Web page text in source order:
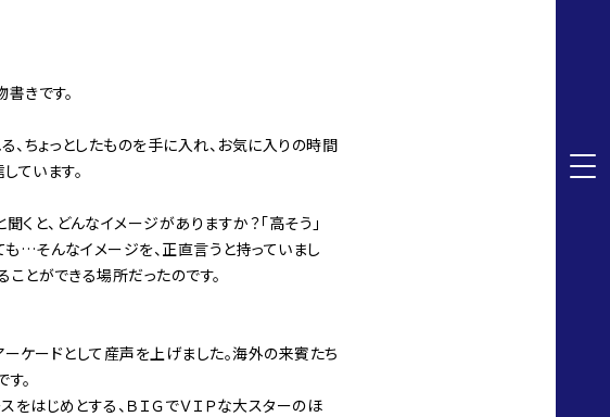
きです。
、ちょっとしたものを手に入れ、お気に入りの時間
ています。
と、どんなイメージがありますか？「高そう」
も…そんなイメージを、正直言うと持っていまし
ことができる場所だったのです。
ーケードとして産声を上げました。海外の来賓たち
。
をはじめとする、ＢＩＧでＶＩＰな大スターのほ